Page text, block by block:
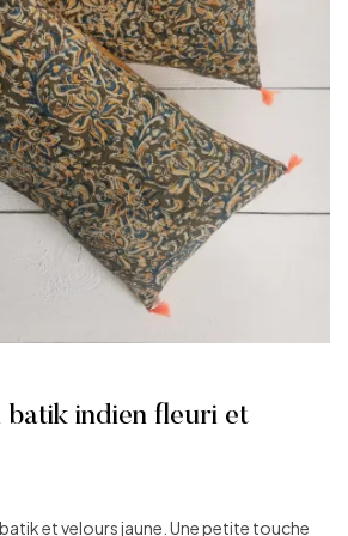
batik indien fleuri et
et velours jaune. Une petite touche